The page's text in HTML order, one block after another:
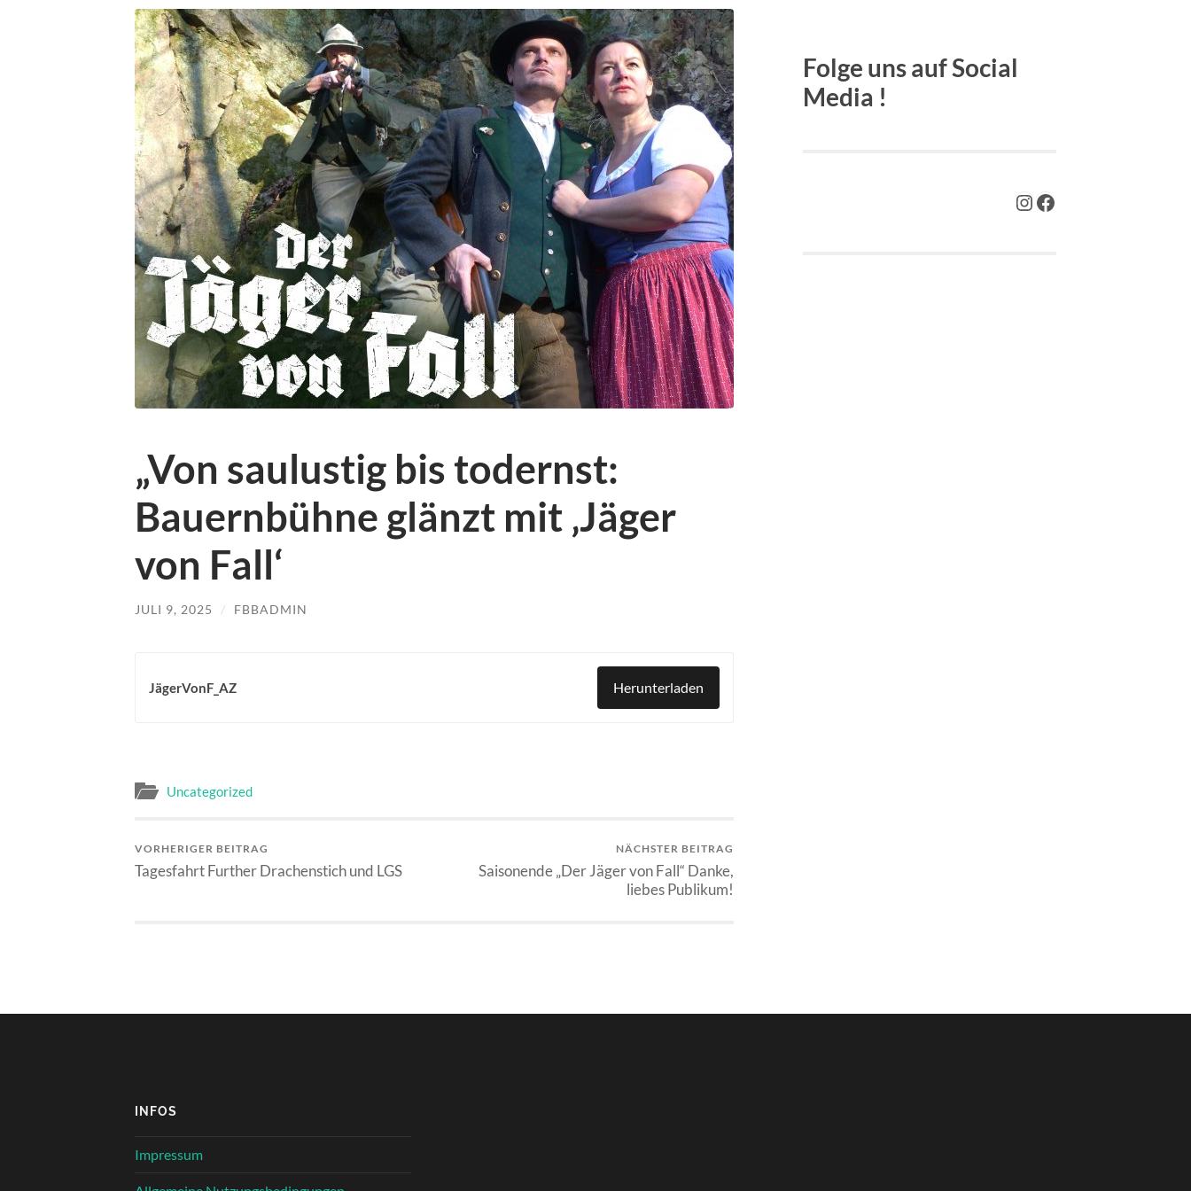
„Von saulustig bis todernst:
Bauernbühne glänzt mit ‚Jäger
von Fall‘
JULI 9, 2025 / FBBADMIN
JägerVonF_AZ Herunterladen
Uncategorized
VORHERIGER BEITRAG
Tagesfahrt Further Drachenstich und LGS
NÄCHSTER BEITRAG
Saisonende „Der Jäger von Fall“ Danke,
liebes Publikum!
Folge uns auf Social
Media !
https://
Facebook
INFOS
Impressum